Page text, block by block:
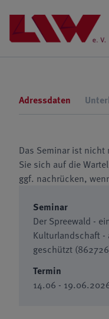
Adressdaten
Das Seminar ist
Sie sich auf die
ggf. nachrücken,
Seminar
Der Spreewald -
Kulturlandschaft -
geschützt
Termin
14.06 -